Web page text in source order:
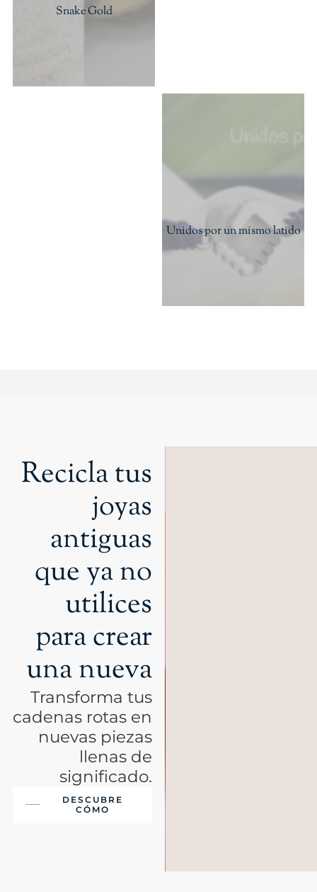
Snake Gold
Unidos por un mismo latido
Recicla tus
joyas
antiguas
que ya no
utilices
para crear
una nueva
Transforma tus
cadenas rotas en
nuevas piezas
llenas de
significado.
DESCUBRE
CÓMO